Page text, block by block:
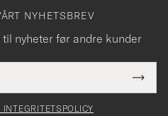
NYHETSBREV
nyheter før andre kunder